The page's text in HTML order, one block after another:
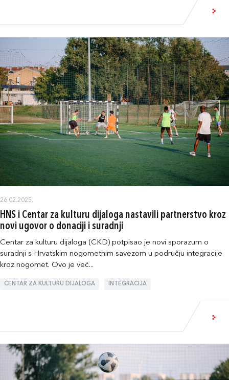
26.02.2025.
HNS i Centar za kulturu dijaloga nastavili partnerstvo kroz
novi ugovor o donaciji i suradnji
Centar za kulturu dijaloga (CKD) potpisao je novi sporazum o
suradnji s Hrvatskim nogometnim savezom u području integracije
kroz nogomet. Ovo je već...
CENTAR ZA KULTURU DIJALOGA INTEGRACIJA